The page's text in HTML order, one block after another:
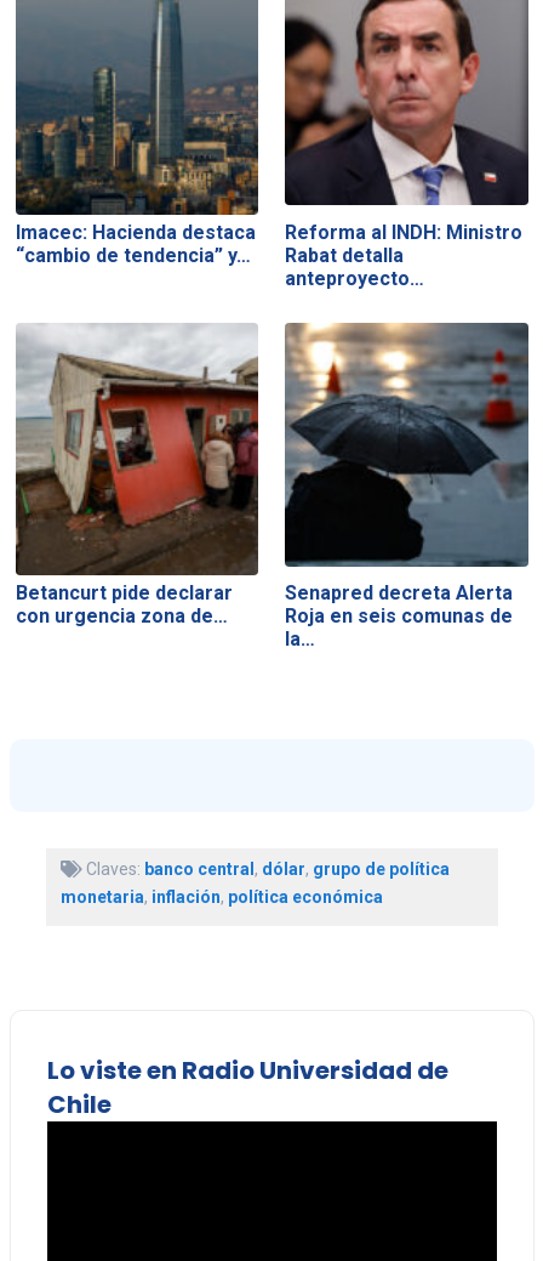
Imacec: Hacienda destaca
“cambio de tendencia” y…
Reforma al INDH: Ministro
Rabat detalla
anteproyecto…
Betancurt pide declarar
con urgencia zona de…
Senapred decreta Alerta
Roja en seis comunas de
la…
Claves: banco central, dólar, grupo de política
monetaria, inflación, política económica
Lo viste en Radio Universidad de
Chile